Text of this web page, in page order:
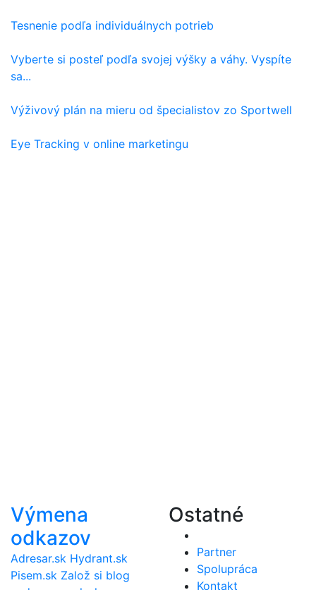
Tesnenie podľa individuálnych potrieb
Vyberte si posteľ podľa svojej výšky a váhy. Vyspíte
sa...
Výživový plán na mieru od špecialistov zo Sportwell
Eye Tracking v online marketingu
Výmena
odkazov
Adresar.sk Hydrant.sk
Pisem.sk Založ si blog
Ostatné
Partner
Spolupráca
Kontakt